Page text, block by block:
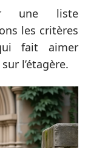
une liste
les critères
fait aimer
l’étagère.